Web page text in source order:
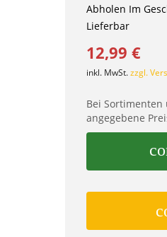
Abholen Im
Lieferbar
12,99 €
inkl. MwSt.zzgl.
Bei
angegebene